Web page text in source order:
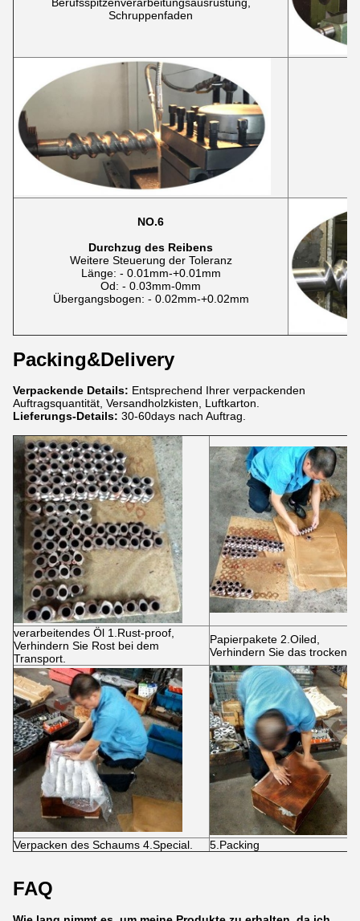
Schruppenfaden
NO.6
Durchzug des Reibens
Weitere Steuerung der Toleranz
Länge: - 0.01mm-+0.01mm
Od: - 0.03mm-0mm
Übergangsbogen: - 0.02mm-+0.02mm
Packing&Delivery
Verpackende Details: Entsprechend Ihrer verpackenden
Auftragsquantität, Versandholzkisten, Luftkarton.
Lieferungs-Details: 30-60days nach Auftrag.
verarbeitendes Öl 1.Rust-proof,
Verhindern Sie Rost bei dem
Transport.
Papierpakete 2.Oiled,
Verhindern Sie das trockene
Verpacken des Schaums 4.Special. 5.Packing
FAQ